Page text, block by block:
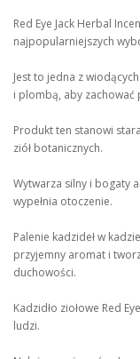
Red Eye Jack Herbal
najpopularniejszych
Jest to jedna z
i plombą, aby
Produkt ten stanowi
ziół botanicznych.
Wytwarza silny i bogaty
wypełnia otoczenie.
Palenie kadzideł w
przyjemny aromat i
duchowości.
Kadzidło ziołowe Red
ludzi.